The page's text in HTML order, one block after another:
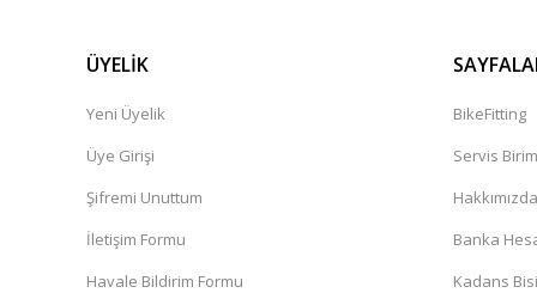
ÜYELİK
Yeni Üyelik
Üye Girişi
Şifremi Unuttum
İletişim Formu
Havale Bildirim Formu
BikeFitting
Servis
Hakkımızda
Banka
Kadans